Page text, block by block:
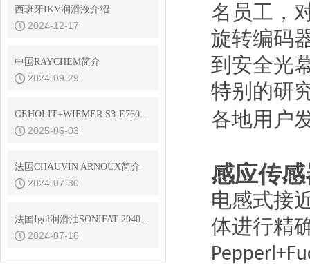
西班牙IKV润滑液介绍
2024-12-17
中国RAYCHEM简介
2024-09-29
GEHOLIT+WIEMER S3-E7600耐高温油漆
2025-06-03
法国CHAUVIN ARNOUX简介
2024-07-30
法国Igol润滑油SONIFAT 2040DW
2024-07-16
名员工，
旋转编码
到安全光
特别的研
各地用户
感应传
电感式接
体进行精